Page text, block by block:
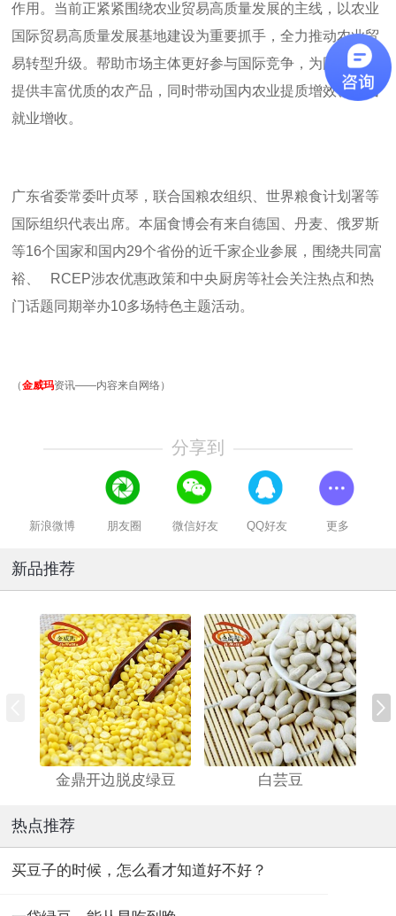
作用。当前正紧紧围绕农业贸易高质量发展的主线，以农业
国际贸易高质量发展基地建设为重要抓手，全力推动农业贸
易转型升级。帮助市场主体更好参与国际竞争，为国际市场
提供丰富优质的农产品，同时带动国内农业提质增效、农民
就业增收。
广东省委常委叶贞琴，联合国粮农组织、世界粮食计划署等
国际组织代表出席。本届食博会有来自德国、丹麦、俄罗斯
等16个国家和国内29个省份的近千家企业参展，围绕共同富
裕、
RCEP涉农优惠政策和中央厨房等社会关注热点和热
门话题同期举办10多场特色主题活动。
（金威玛资讯——内容来自网络）
分享到
新浪微博 朋友圈 微信好友 QQ好友 更多
新品推荐
金鼎开边脱皮绿豆 白芸豆
热点推荐
买豆子的时候，怎么看才知道好不好？